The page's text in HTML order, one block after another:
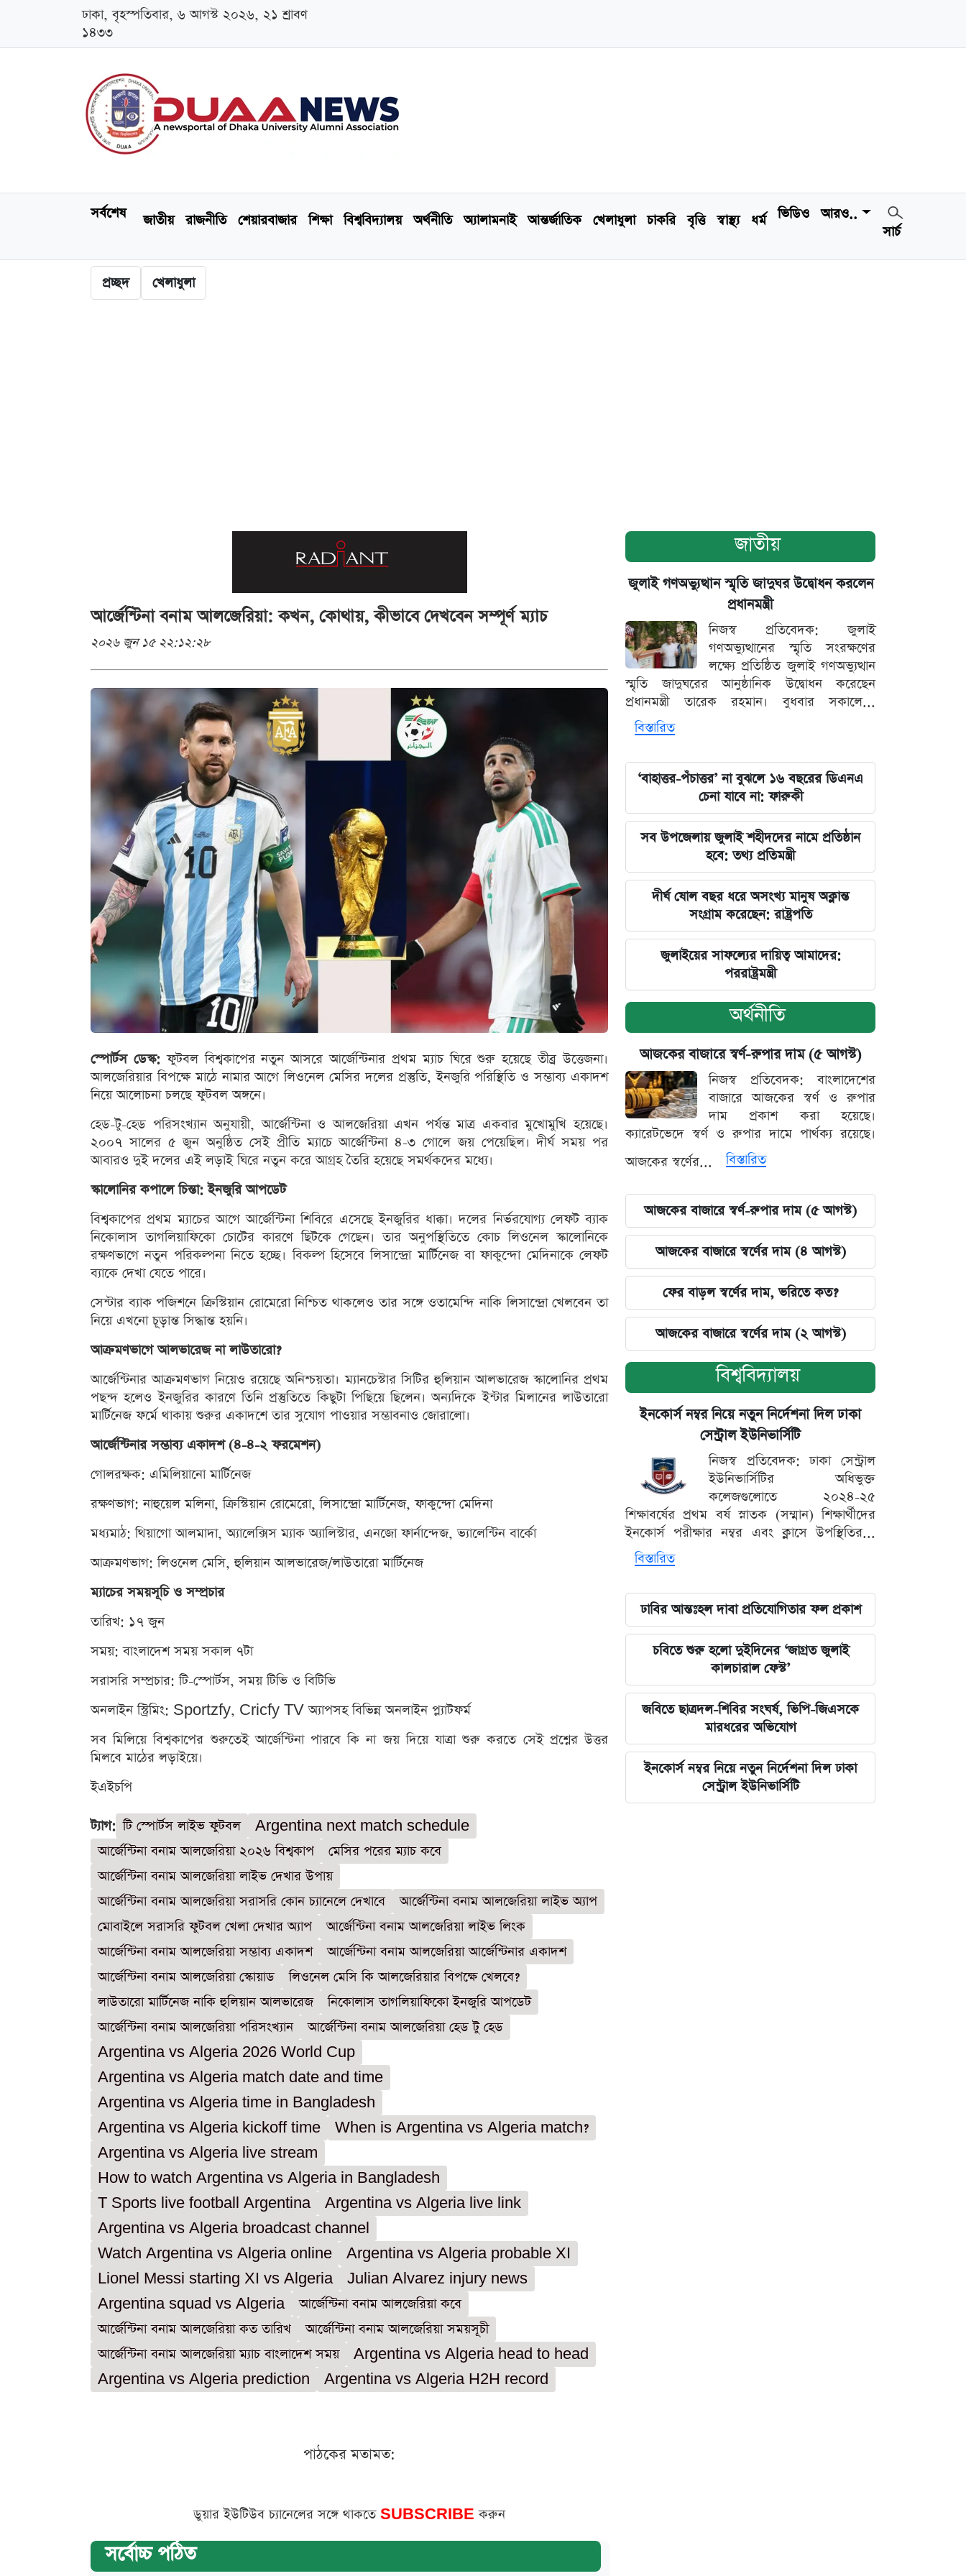
ঢাকা, বৃহস্পতিবার, ৬ আগস্ট ২০২৬, ২১ শ্রাবণ
১৪৩৩
সর্বশেষ জাতীয় রাজনীতি শেয়ারবাজার শিক্ষা বিশ্ববিদ্যালয় অর্থনীতি অ্যালামনাই আন্তর্জাতিক খেলাধুলা চাকরি বৃত্তি স্বাস্থ্য ধর্ম ভিডিও
আরও..
সার্চ
প্রচ্ছদ খেলাধুলা
আর্জেন্টিনা বনাম আলজেরিয়া: কখন, কোথায়, কীভাবে দেখবেন সম্পূর্ণ ম্যাচ
২০২৬ জুন ১৫ ২২:১২:২৮
স্পোর্টস ডেস্ক:ফুটবল বিশ্বকাপের নতুন আসরে আর্জেন্টিনার প্রথম ম্যাচ ঘিরে শুরু হয়েছে তীব্র উত্তেজনা।
আলজেরিয়ার বিপক্ষে মাঠে নামার আগে লিওনেল মেসির দলের প্রস্তুতি, ইনজুরি পরিস্থিতি ও সম্ভাব্য একাদশ
নিয়ে আলোচনা চলছে ফুটবল অঙ্গনে।
হেড-টু-হেড পরিসংখ্যান অনুযায়ী, আর্জেন্টিনা ও আলজেরিয়া এখন পর্যন্ত মাত্র একবার মুখোমুখি হয়েছে।
২০০৭ সালের ৫ জুন অনুষ্ঠিত সেই প্রীতি ম্যাচে আর্জেন্টিনা ৪-৩ গোলে জয় পেয়েছিল। দীর্ঘ সময় পর
আবারও দুই দলের এই লড়াই ঘিরে নতুন করে আগ্রহ তৈরি হয়েছে সমর্থকদের মধ্যে।
স্কালোনির কপালে চিন্তা: ইনজুরি আপডেট
বিশ্বকাপের প্রথম ম্যাচের আগে আর্জেন্টিনা শিবিরে এসেছে ইনজুরির ধাক্কা। দলের নির্ভরযোগ্য লেফট ব্যাক
নিকোলাস তাগলিয়াফিকো চোটের কারণে ছিটকে গেছেন। তার অনুপস্থিতিতে কোচ লিওনেল স্কালোনিকে
রক্ষণভাগে নতুন পরিকল্পনা নিতে হচ্ছে। বিকল্প হিসেবে লিসান্দ্রো মার্টিনেজ বা ফাকুন্দো মেদিনাকে লেফট
ব্যাকে দেখা যেতে পারে।
সেন্টার ব্যাক পজিশনে ক্রিস্টিয়ান রোমেরো নিশ্চিত থাকলেও তার সঙ্গে ওতামেন্দি নাকি লিসান্দ্রো খেলবেন তা
নিয়ে এখনো চূড়ান্ত সিদ্ধান্ত হয়নি।
আক্রমণভাগে আলভারেজ না লাউতারো?
আর্জেন্টিনার আক্রমণভাগ নিয়েও রয়েছে অনিশ্চয়তা। ম্যানচেস্টার সিটির হুলিয়ান আলভারেজ স্কালোনির প্রথম
পছন্দ হলেও ইনজুরির কারণে তিনি প্রস্তুতিতে কিছুটা পিছিয়ে ছিলেন। অন্যদিকে ইন্টার মিলানের লাউতারো
মার্টিনেজ ফর্মে থাকায় শুরুর একাদশে তার সুযোগ পাওয়ার সম্ভাবনাও জোরালো।
আর্জেন্টিনার সম্ভাব্য একাদশ (৪-৪-২ ফরমেশন)
গোলরক্ষক: এমিলিয়ানো মার্টিনেজ
রক্ষণভাগ: নাহুয়েল মলিনা, ক্রিস্টিয়ান রোমেরো, লিসান্দ্রো মার্টিনেজ, ফাকুন্দো মেদিনা
মধ্যমাঠ: থিয়াগো আলমাদা, অ্যালেক্সিস ম্যাক অ্যালিস্টার, এনজো ফার্নান্দেজ, ভ্যালেন্টিন বার্কো
আক্রমণভাগ: লিওনেল মেসি, হুলিয়ান আলভারেজ/লাউতারো মার্টিনেজ
ম্যাচের সময়সূচি ও সম্প্রচার
তারিখ: ১৭ জুন
সময়: বাংলাদেশ সময় সকাল ৭টা
সরাসরি সম্প্রচার: টি-স্পোর্টস, সময় টিভি ও বিটিভি
অনলাইন স্ট্রিমিং: Sportzfy, Cricfy TV অ্যাপসহ বিভিন্ন অনলাইন প্ল্যাটফর্ম
সব মিলিয়ে বিশ্বকাপের শুরুতেই আর্জেন্টিনা পারবে কি না জয় দিয়ে যাত্রা শুরু করতে সেই প্রশ্নের উত্তর
মিলবে মাঠের লড়াইয়ে।
ইএইচপি
ট্যাগ: টি স্পোর্টস লাইভ ফুটবল
Argentina next match schedule
আর্জেন্টিনা বনাম আলজেরিয়া ২০২৬ বিশ্বকাপ
মেসির পরের ম্যাচ কবে
আর্জেন্টিনা বনাম আলজেরিয়া লাইভ দেখার উপায়
আর্জেন্টিনা বনাম আলজেরিয়া সরাসরি কোন চ্যানেলে দেখাবে
আর্জেন্টিনা বনাম আলজেরিয়া লাইভ অ্যাপ
মোবাইলে সরাসরি ফুটবল খেলা দেখার অ্যাপ
আর্জেন্টিনা বনাম আলজেরিয়া লাইভ লিংক
আর্জেন্টিনা বনাম আলজেরিয়া সম্ভাব্য একাদশ
আর্জেন্টিনা বনাম আলজেরিয়া আর্জেন্টিনার একাদশ
আর্জেন্টিনা বনাম আলজেরিয়া স্কোয়াড
লিওনেল মেসি কি আলজেরিয়ার বিপক্ষে খেলবে?
লাউতারো মার্টিনেজ নাকি হুলিয়ান আলভারেজ
নিকোলাস তাগলিয়াফিকো ইনজুরি আপডেট
আর্জেন্টিনা বনাম আলজেরিয়া পরিসংখ্যান
আর্জেন্টিনা বনাম আলজেরিয়া হেড টু হেড
Argentina vs Algeria 2026 World Cup
Argentina vs Algeria match date and time
Argentina vs Algeria time in Bangladesh
Argentina vs Algeria kickoff time
When is Argentina vs Algeria match?
Argentina vs Algeria live stream
How to watch Argentina vs Algeria in Bangladesh
T Sports live football Argentina
Argentina vs Algeria live link
Argentina vs Algeria broadcast channel
Watch Argentina vs Algeria online
Argentina vs Algeria probable XI
Lionel Messi starting XI vs Algeria
Julian Alvarez injury news
Argentina squad vs Algeria
আর্জেন্টিনা বনাম আলজেরিয়া কবে
আর্জেন্টিনা বনাম আলজেরিয়া কত তারিখ
আর্জেন্টিনা বনাম আলজেরিয়া সময়সূচী
আর্জেন্টিনা বনাম আলজেরিয়া ম্যাচ বাংলাদেশ সময়
Argentina vs Algeria head to head
Argentina vs Algeria prediction
Argentina vs Algeria H2H record
পাঠকের মতামত:
ডুয়ার ইউটিউব চ্যানেলের সঙ্গে থাকতে SUBSCRIBEকরুন
সর্বোচ্চ পঠিত
জাতীয়
জুলাই গণঅভ্যুত্থান স্মৃতি জাদুঘর উদ্বোধন করলেন
প্রধানমন্ত্রী
নিজস্ব প্রতিবেদক: জুলাই
গণঅভ্যুত্থানের স্মৃতি সংরক্ষণের
লক্ষ্যে প্রতিষ্ঠিত জুলাই গণঅভ্যুত্থান
স্মৃতি জাদুঘরের আনুষ্ঠানিক উদ্বোধন করেছেন
প্রধানমন্ত্রী তারেক রহমান। বুধবার সকালে...
বিস্তারিত
‘বাহাত্তর-পঁচাত্তর’ না বুঝলে ১৬ বছরের ডিএনএ
চেনা যাবে না: ফারুকী
সব উপজেলায় জুলাই শহীদদের নামে প্রতিষ্ঠান
হবে: তথ্য প্রতিমন্ত্রী
দীর্ঘ ষোল বছর ধরে অসংখ্য মানুষ অক্লান্ত
সংগ্রাম করেছেন: রাষ্ট্রপতি
জুলাইয়ের সাফল্যের দায়িত্ব আমাদের:
পররাষ্ট্রমন্ত্রী
অর্থনীতি
আজকের বাজারে স্বর্ণ-রুপার দাম (৫ আগস্ট)
নিজস্ব প্রতিবেদক: বাংলাদেশের
বাজারে আজকের স্বর্ণ ও রুপার
দাম প্রকাশ করা হয়েছে।
ক্যারেটভেদে স্বর্ণ ও রুপার দামে পার্থক্য রয়েছে।
আজকের স্বর্ণের...
বিস্তারিত
আজকের বাজারে স্বর্ণ-রুপার দাম (৫ আগস্ট)
আজকের বাজারে স্বর্ণের দাম (৪ আগস্ট)
ফের বাড়ল স্বর্ণের দাম, ভরিতে কত?
আজকের বাজারে স্বর্ণের দাম (২ আগস্ট)
বিশ্ববিদ্যালয়
ইনকোর্স নম্বর নিয়ে নতুন নির্দেশনা দিল ঢাকা
সেন্ট্রাল ইউনিভার্সিটি
নিজস্ব প্রতিবেদক: ঢাকা সেন্ট্রাল
ইউনিভার্সিটির অধিভুক্ত
কলেজগুলোতে ২০২৪-২৫
শিক্ষাবর্ষের প্রথম বর্ষ স্নাতক (সম্মান) শিক্ষার্থীদের
ইনকোর্স পরীক্ষার নম্বর এবং ক্লাসে উপস্থিতির...
বিস্তারিত
ঢাবির আন্তঃহল দাবা প্রতিযোগিতার ফল প্রকাশ
চবিতে শুরু হলো দুইদিনের ‘জাগ্রত জুলাই
কালচারাল ফেস্ট’
জবিতে ছাত্রদল-শিবির সংঘর্ষ, ভিপি-জিএসকে
মারধরের অভিযোগ
ইনকোর্স নম্বর নিয়ে নতুন নির্দেশনা দিল ঢাকা
সেন্ট্রাল ইউনিভার্সিটি